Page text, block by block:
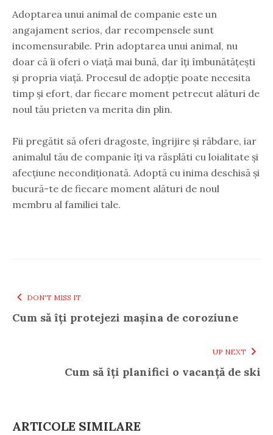
Adoptarea unui animal de companie este un
angajament serios, dar recompensele sunt
incomensurabile. Prin adoptarea unui animal, nu
doar că îi oferi o viață mai bună, dar îți îmbunătățești
și propria viață. Procesul de adopție poate necesita
timp și efort, dar fiecare moment petrecut alături de
noul tău prieten va merita din plin.
Fii pregătit să oferi dragoste, îngrijire și răbdare, iar
animalul tău de companie îți va răsplăti cu loialitate și
afecțiune necondiționată. Adoptă cu inima deschisă și
bucură-te de fiecare moment alături de noul
membru al familiei tale.
DON'T MISS IT
Cum să îți protejezi mașina de coroziune
UP NEXT
Cum să îți planifici o vacanță de ski
ARTICOLE SIMILARE